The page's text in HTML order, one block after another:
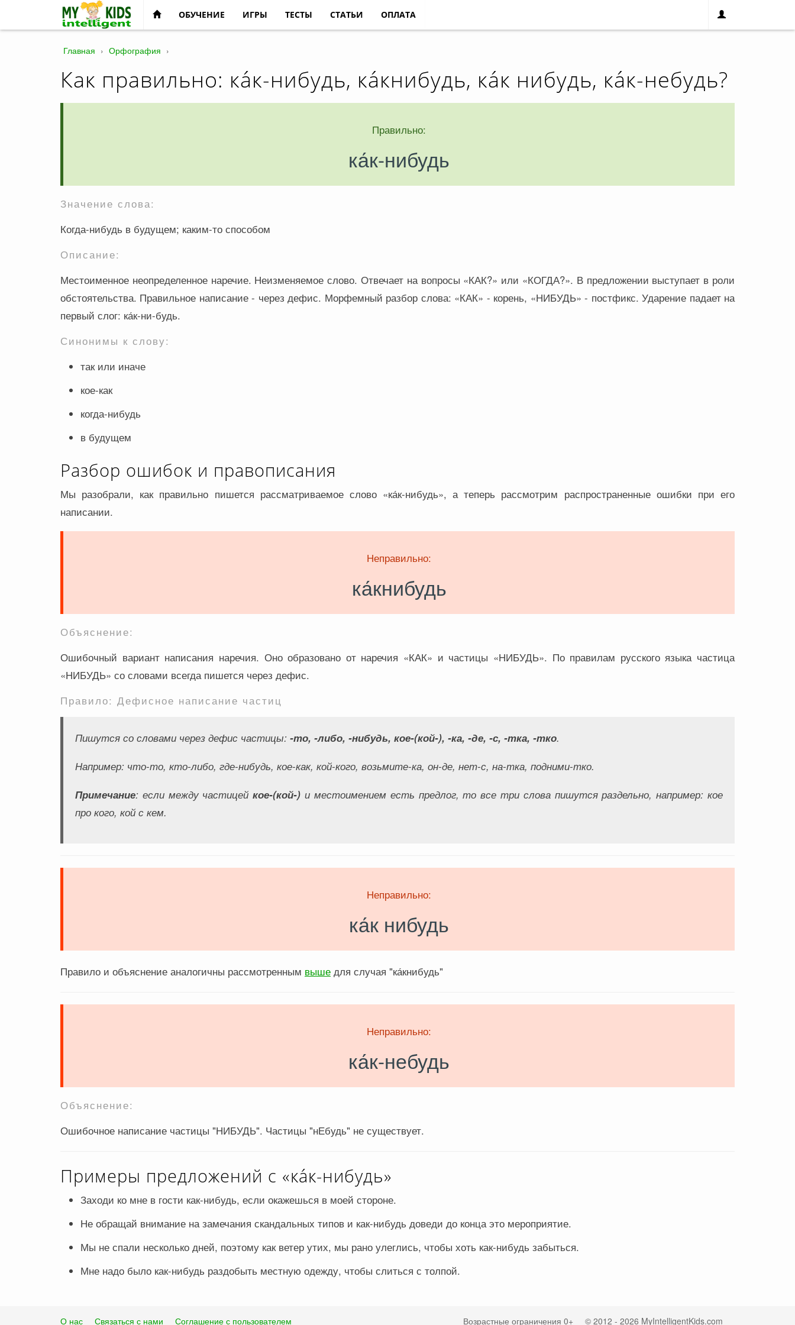
ОБУЧЕНИЕ ИГРЫ ТЕСТЫ СТАТЬИ ОПЛАТА
Главная › Орфография ›
Как правильно: ка́к-нибудь, ка́книбудь, ка́к нибудь, ка́к-небудь?
Правильно:
ка́к-нибудь
Значение слова:
Когда-нибудь в будущем; каким-то способом
Описание:
Местоименное неопределенное наречие. Неизменяемое слово. Отвечает на вопросы «КАК?» или «КОГДА?». В предложении выступает в роли
обстоятельства. Правильное написание - через дефис. Морфемный разбор слова: «КАК» - корень, «НИБУДЬ» - постфикс. Ударение падает на
первый слог: ка́к-ни-будь.
Синонимы к слову:
так или иначе
кое-как
когда-нибудь
в будущем
Разбор ошибок и правописания
Мы разобрали, как правильно пишется рассматриваемое слово «ка́к-нибудь», а теперь рассмотрим распространенные ошибки при его
написании.
Неправильно:
ка́книбудь
Объяснение:
Ошибочный вариант написания наречия. Оно образовано от наречия «КАК» и частицы «НИБУДЬ». По правилам русского языка частица
«НИБУДЬ» со словами всегда пишется через дефис.
Правило: Дефисное написание частиц
Пишутся со словами через дефис частицы: -то, -либо, -нибудь, кое-(кой-), -ка, -де, -с, -тка, -тко.
Например: что-то, кто-либо, где-нибудь, кое-как, кой-кого, возьмите-ка, он-де, нет-с, на-тка, подними-тко.
Примечание: если между частицейкое-(кой-) и местоимением есть предлог, то все три слова пишутся раздельно, например: кое
про кого, кой с кем.
Неправильно:
ка́к нибудь
Правило и объяснение аналогичны рассмотренным выше для случая "ка́книбудь"
Неправильно:
ка́к-небудь
Объяснение:
Ошибочное написание частицы "НИБУДЬ". Частицы "нЕбудь" не существует.
Примеры предложений с «ка́к-нибудь»
Заходи ко мне в гости как-нибудь, если окажешься в моей стороне.
Не обращай внимание на замечания скандальных типов и как-нибудь доведи до конца это мероприятие.
Мы не спали несколько дней, поэтому как ветер утих, мы рано улеглись, чтобы хоть как-нибудь забыться.
Мне надо было как-нибудь раздобыть местную одежду, чтобы слиться с толпой.
О нас Связаться с нами Соглашение с пользователем Возрастные ограничения 0+ © 2012 - 2026 MyIntelligentKids.com